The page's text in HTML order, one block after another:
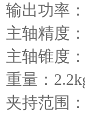
输出功率
主轴精度
主轴锥度
重量：
夹持范围